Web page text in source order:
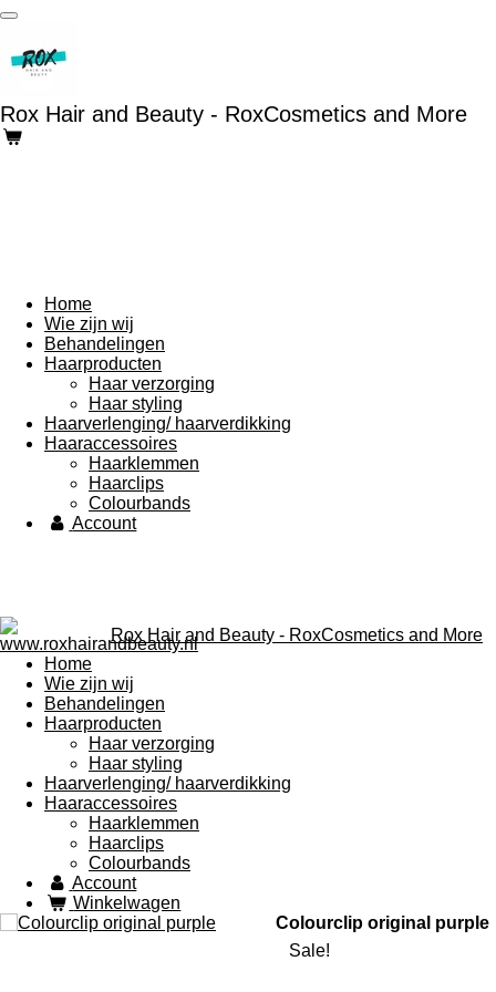
Ga
naar
Rox Hair and Beauty - RoxCosmetics and More
Home
Wie zijn wij
Behandelingen
Haarproducten
Haar verzorging
Haar styling
Haarverlenging/ haarverdikking
Haaraccessoires
Haarklemmen
Haarclips
Colourbands
Account
Rox Hair and Beauty - RoxCosmetics and More
Home
Wie zijn wij
Behandelingen
Haarproducten
Haar verzorging
Haar styling
Haarverlenging/ haarverdikking
Haaraccessoires
Haarklemmen
Haarclips
Colourbands
Account
Winkelwagen
Colourclip original purple
Sale!